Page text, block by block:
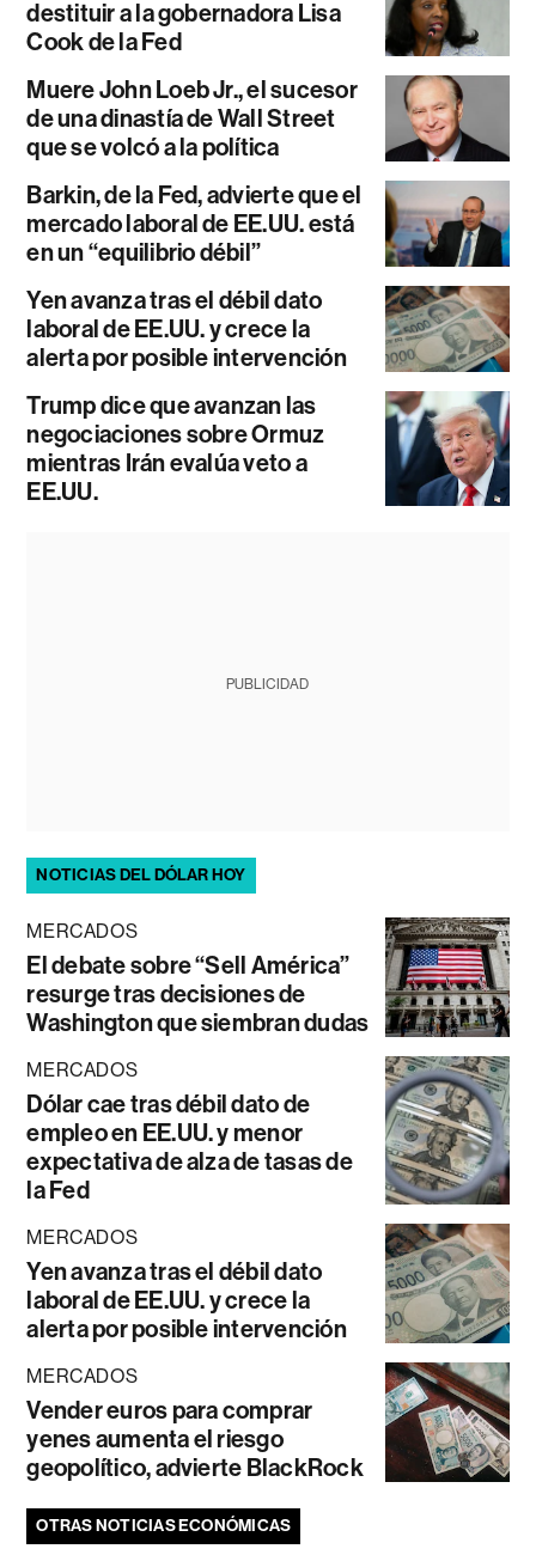
destituir a la gobernadora Lisa
Cook de la Fed
Muere John Loeb Jr., el sucesor
de una dinastía de Wall Street
que se volcó a la política
Barkin, de la Fed, advierte que el
mercado laboral de EE.UU. está
en un “equilibrio débil”
Yen avanza tras el débil dato
laboral de EE.UU. y crece la
alerta por posible intervención
Trump dice que avanzan las
negociaciones sobre Ormuz
mientras Irán evalúa veto a
EE.UU.
PUBLICIDAD
NOTICIAS DEL DÓLAR HOY
MERCADOS
El debate sobre “Sell América”
resurge tras decisiones de
Washington que siembran dudas
MERCADOS
Dólar cae tras débil dato de
empleo en EE.UU. y menor
expectativa de alza de tasas de
la Fed
MERCADOS
Yen avanza tras el débil dato
laboral de EE.UU. y crece la
alerta por posible intervención
MERCADOS
Vender euros para comprar
yenes aumenta el riesgo
geopolítico, advierte BlackRock
OTRAS NOTICIAS ECONÓMICAS